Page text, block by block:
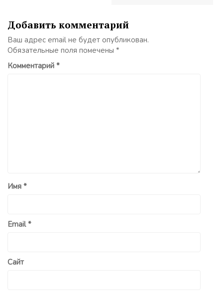
Добавить комментарий
Ваш адрес email не будет опубликован.
Обязательные поля помечены *
Комментарий *
Имя *
Email*
Сайт